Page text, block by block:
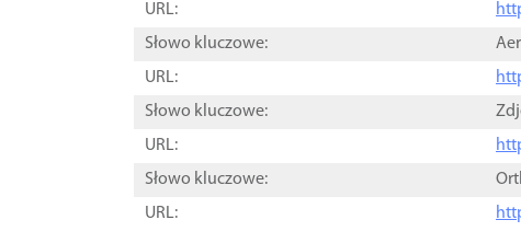
URL:
Słowo kluczowe:
URL:
Słowo kluczowe:
URL:
Słowo kluczowe:
URL: